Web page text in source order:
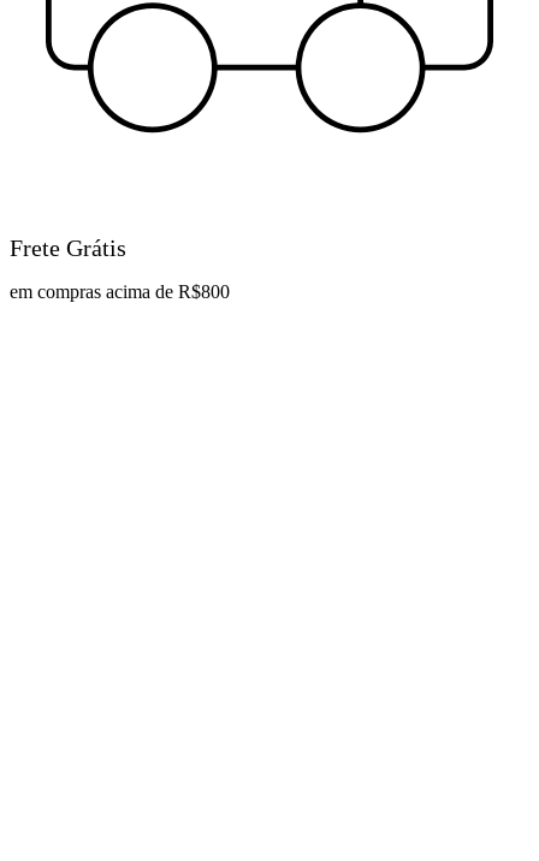
Frete Grátis
em compras acima de R$800